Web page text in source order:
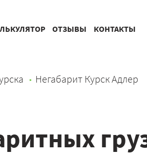
ОТЗЫВЫ КОНТАКТЫ
Негабарит Курск Адлер